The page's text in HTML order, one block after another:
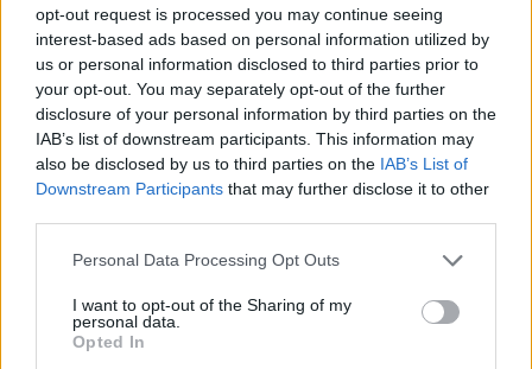
opt-out request is processed you may continue seeing
interest-based ads based on personal information utilized by
us or personal information disclosed to third parties prior to
your opt-out. You may separately opt-out of the further
disclosure of your personal information by third parties on the
IAB’s list of downstream participants. This information may
also be disclosed by us to third parties on the IAB’s List of
Downstream Participants that may further disclose it to other
Personal Data Processing Opt Outs
I want to opt-out of the Sharing of my
personal data.
Opted In
KRÓNIKA
Majka életveszélyes fenyegetés miatt
lemondta erdélyi koncertjét
Majka életveszélyes fenyegetést kapott, és emiatt
lemondta a sepsiszentgyörgyi SIC Fesztre tervezett